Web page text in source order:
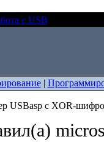
с USB
|
USBasp с XOR-